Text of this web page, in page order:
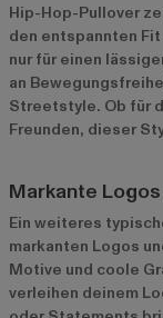
Hip-Hop-Pullover
den entspannten
nur für einen
an
Streetstyle. Ob für
Freunden, dieser
Markante
Ein weiteres
markanten Logos
Motive und coole
verleihen deinem